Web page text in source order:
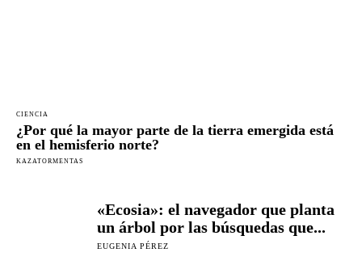
CIENCIA
¿Por qué la mayor parte de la tierra emergida está
en el hemisferio norte?
KAZATORMENTAS
«Ecosia»: el navegador que planta
un árbol por las búsquedas que...
EUGENIA PÉREZ